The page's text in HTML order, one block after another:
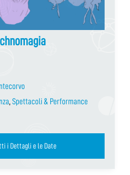
, Spettacoli & Performance
i Dettagli e le Date